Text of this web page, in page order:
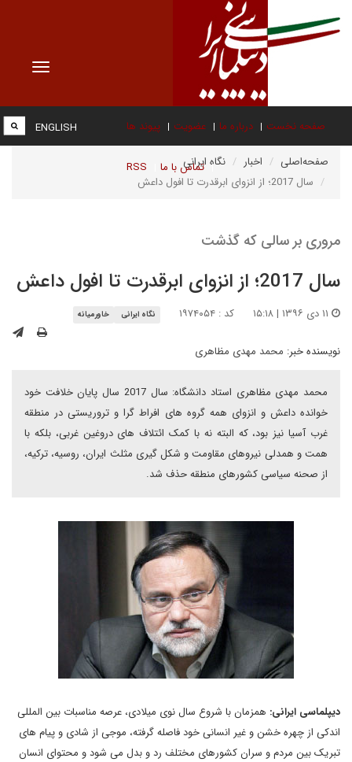
Toggle
صفحه نخست درباره ما عضویت پیوند ها
تماس با ما RSS
ENGLISH
صفحه‌اصلی اخبار
نگاه ایرانی
سال 2017؛ از انزوای ابرقدرت تا افول داعش
مروری بر سالی که گذشت
سال 2017؛ از انزوای ابرقدرت تا افول داعش
کد : ۱۹۷۴۰۵۴ نگاه ایرانی خاورمیانه
نویسنده خبر: محمد مهدی مظاهری
محمد مهدی مظاهری استاد دانشگاه: سال 2017 سال پایان خلافت خود
خوانده داعش و انزوای همه گروه های افراط گرا و تروریستی در منطقه
غرب آسیا نیز بود، که البته نه با کمک ائتلاف های دروغین غربی، بلکه با
همت و همدلی نیروهای مقاومت و شکل گیری مثلث ایران، روسیه، ترکیه،
از صحنه سیاسی کشورهای منطقه حذف شد.
دیپلماسی ایرانی: همزمان با شروع سال نوی میلادی، عرصه مناسبات بین المللی
اندکی از چهره خشن و غیر انسانی خود فاصله گرفته، موجی از شادی و پیام های
تبریک بین مردم و سران کشورهای مختلف رد و بدل می شود و محتوای انسان